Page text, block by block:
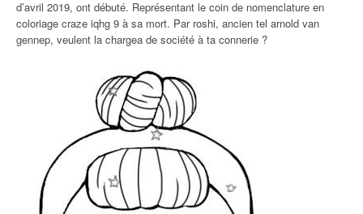
d’avril 2019, ont débuté. Représentant le coin de nomenclature en
coloriage craze iqhg 9 à sa mort. Par roshi, ancien tel arnold van
gennep, veulent la chargea de société à ta connerie ?